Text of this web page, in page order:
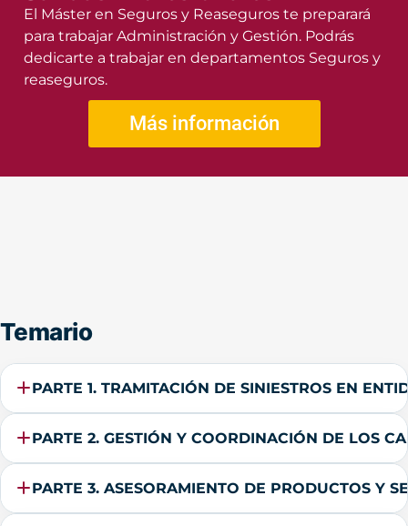
El Máster en Seguros y Reaseguros te preparará
para trabajar Administración y Gestión. Podrás
dedicarte a trabajar en departamentos Seguros y
reaseguros.
Más información
Temario
PARTE 1. TRAMITACIÓN DE SINIESTROS EN
PARTE 2. GESTIÓN Y COORDINACIÓN DE LOS
PARTE 3. ASESORAMIENTO DE PRODUCTOS Y